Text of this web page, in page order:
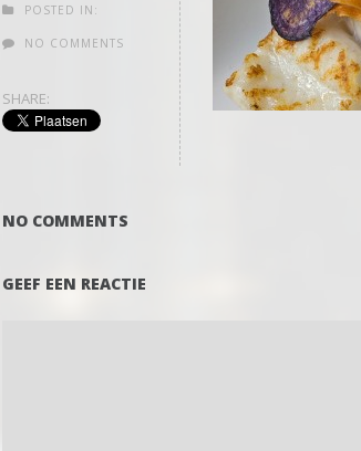
POSTED IN:
NO COMMENTS
SHARE:
NO COMMENTS
GEEF EEN REACTIE